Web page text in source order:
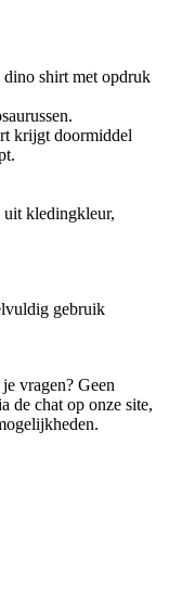
shirt met opdruk
krijgt doormiddel
uit kledingkleur,
gebruik
vragen? Geen
de chat op onze site,